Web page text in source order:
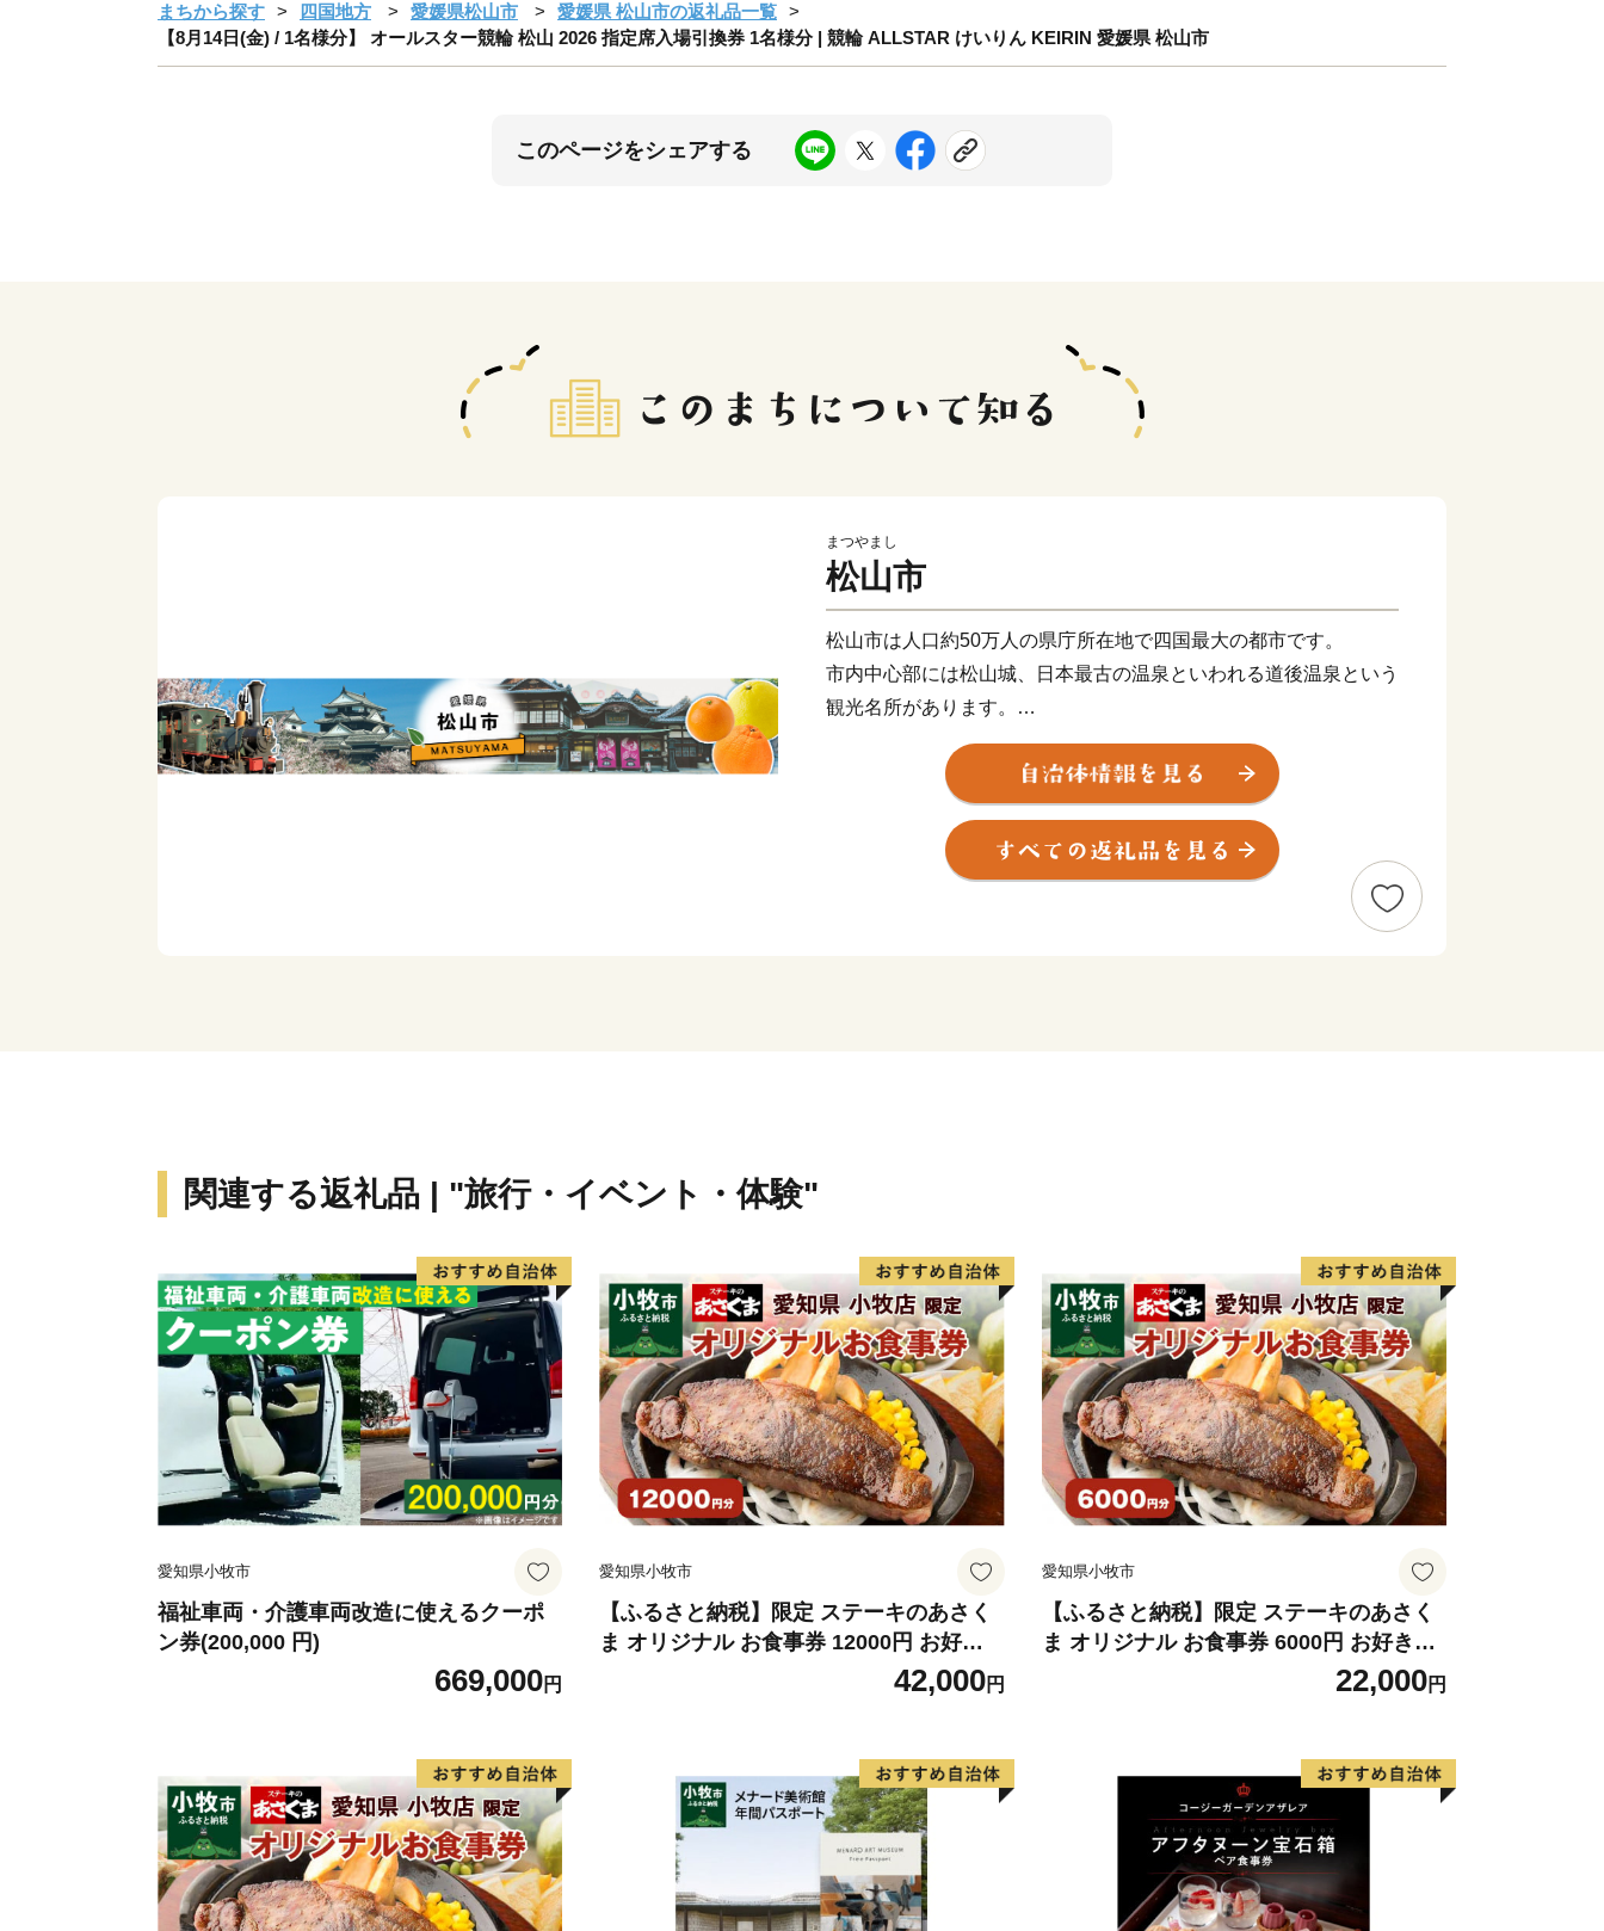
まちから探す 四国地方 愛媛県松山市
愛媛県 松山市の返礼品一覧
【8月14日(金) / 1名様分】 オールスター競輪 松山 2026 指定席入場引換券 1名様分 | 競輪 ALLSTAR けいりん KEIRIN 愛媛県 松山市
このページをシェアする
まつやまし
松山市
松山市は人口約50万人の県庁所在地で四国最大の都市です。
市内中心部には松山城、日本最古の温泉といわれる道後温泉という
観光名所があります。
また、近代俳句の祖といわれる正岡子規の生誕地でもあります。
関連する返礼品 | "旅行・イベント・体験"
愛知県小牧市
福祉車両・介護車両改造に使えるクーポ
ン券(200,000 円)
669,000円
愛知県小牧市
【ふるさと納税】限定 ステーキのあさく
ま オリジナル お食事券 12000円 お好き
なメニュー 好きなだけ コーンスープ カレ
ー サラダ プリン ソフトクリーム デザー
42,000円
愛知県小牧市
【ふるさと納税】限定 ステーキのあさく
ま オリジナル お食事券 6000円 お好きな
メニュー 好きなだけ コーンスープ カレー
サラダ プリン ソフトクリーム デザート
22,000円